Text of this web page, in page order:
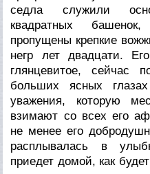
седла служили
квадратных
пропущены крепкие
негр лет двадцати.
глянцевитое, сейчас
больших ясных
уважения, которую
взимают со всех его
не менее его
расплывалась в
приедет домой, как